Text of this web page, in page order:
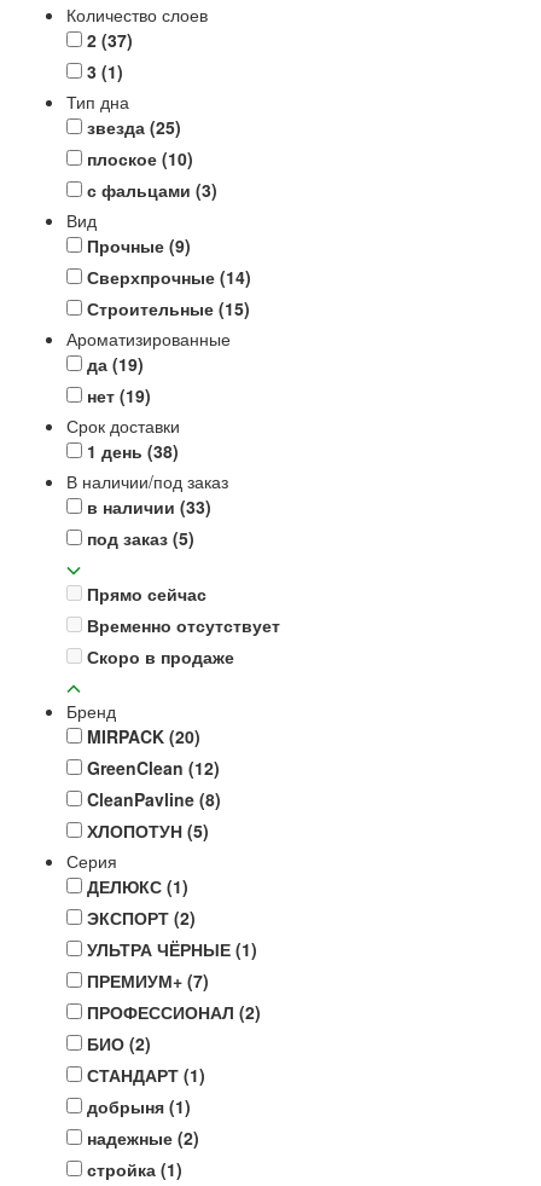
Количество слоев
2 (37)
3 (1)
Тип дна
звезда (25)
плоское (10)
с фальцами (3)
Вид
Прочные (9)
Сверхпрочные (14)
Строительные (15)
Ароматизированные
да (19)
нет (19)
Срок доставки
1 день (38)
В наличии/под заказ
в наличии (33)
под заказ (5)
Прямо сейчас
Временно отсутствует
Скоро в продаже
Бренд
MIRPACK (20)
GreenClean (12)
CleanPavline (8)
ХЛОПОТУН (5)
Серия
ДЕЛЮКС (1)
ЭКСПОРТ (2)
УЛЬТРА ЧЁРНЫЕ (1)
ПРЕМИУМ+ (7)
ПРОФЕССИОНАЛ (2)
БИО (2)
СТАНДАРТ (1)
добрыня (1)
надежные (2)
стройка (1)